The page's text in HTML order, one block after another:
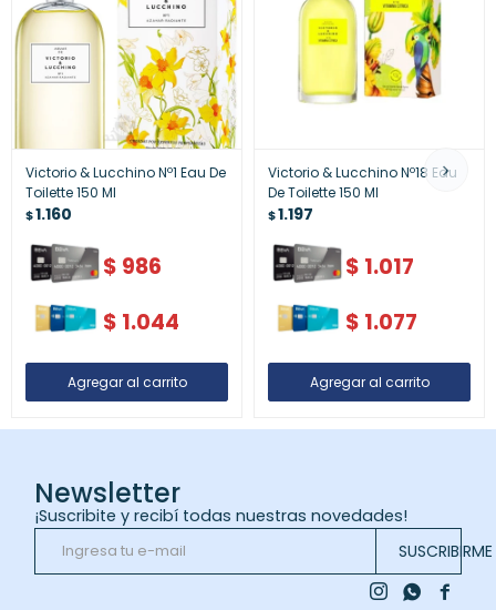
Victorio & Lucchino Nº1 Eau De
Toilette 150 Ml
$1.160
$ 986
$ 1.044
Victorio & Lucchino Nº18 Eau
De Toilette 150 Ml
$1.197
$ 1.017
$ 1.077
Newsletter
¡Suscribite y recibí todas nuestras novedades!
SUSCRIBIRME

 